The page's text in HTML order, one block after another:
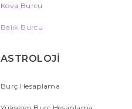
Kova Burcu
Balık Burcu
ASTROLOJİ
Burç Hesaplama